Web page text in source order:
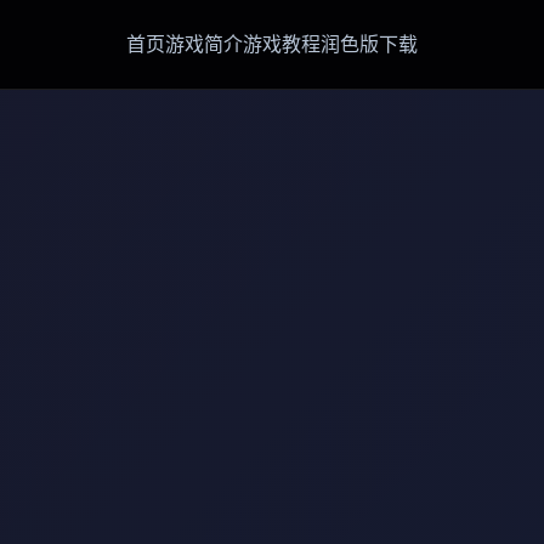
首页游戏简介游戏教程润色版下载